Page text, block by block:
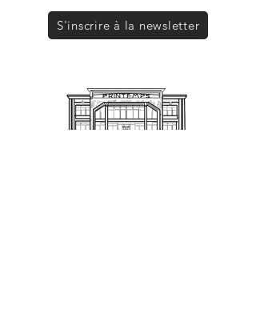
S'inscrire à la newsletter